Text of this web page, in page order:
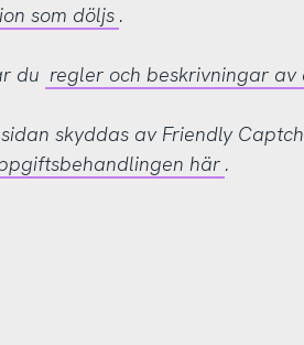
som döljs .
du regler och beskrivningar
skyddas av Friendly
här .